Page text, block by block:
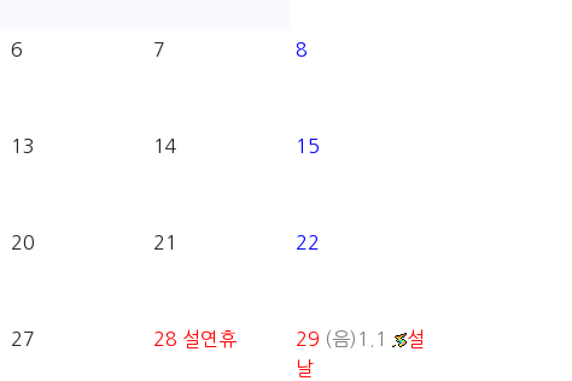
6 7 8
13 14 15
20 21 22
27 28 설연휴 29 (음)1.1
설
날